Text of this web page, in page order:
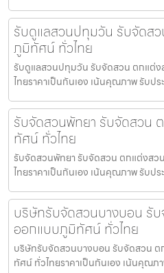
รับดูแลสวนปทุมวัน รับจัดส
ภูมิทัศน์ ทั่วไทย
รับดูแลสวนปทุมวัน รับจัดสวน ตกแต่
ไทยราคาเป็นกันเอง เน้นคุณภาพ รับป
รับจัดสวนพัทยา รับจัดสวน
ทัศน์ ทั่วไทย
รับจัดสวนพัทยา รับจัดสวน ตกแต่งส
ไทยราคาเป็นกันเอง เน้นคุณภาพ รับป
บริษัทรับจัดสวนบางบอน รั
ออกแบบภูมิทัศน์ ทั่วไทย
บริษัทรับจัดสวนบางบอน รับจัดสวน
ทัศน์ ทั่วไทยราคาเป็นกันเอง เน้นคุณภ